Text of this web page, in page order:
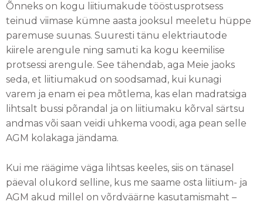
Õnneks on kogu liitiumakude tööstusprotsess
teinud viimase kümne aasta jooksul meeletu hüppe
paremuse suunas. Suuresti tänu elektriautode
kiirele arengule ning samuti ka kogu keemilise
protsessi arengule. See tähendab, aga Meie jaoks
seda, et liitiumakud on soodsamad, kui kunagi
varem ja enam ei pea mõtlema, kas elan madratsiga
lihtsalt bussi põrandal ja on liitiumaku kõrval särtsu
andmas või saan veidi uhkema voodi, aga pean selle
AGM kolakaga jändama.
Kui me räägime väga lihtsas keeles, siis on tänasel
päeval olukord selline, kus me saame osta liitium- ja
AGM akud millel on võrdväärne kasutamismaht –